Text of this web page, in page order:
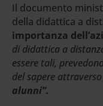
Il documento
della didattica a
importanza
di didattica a
essere tali,
del sapere
alunni”.